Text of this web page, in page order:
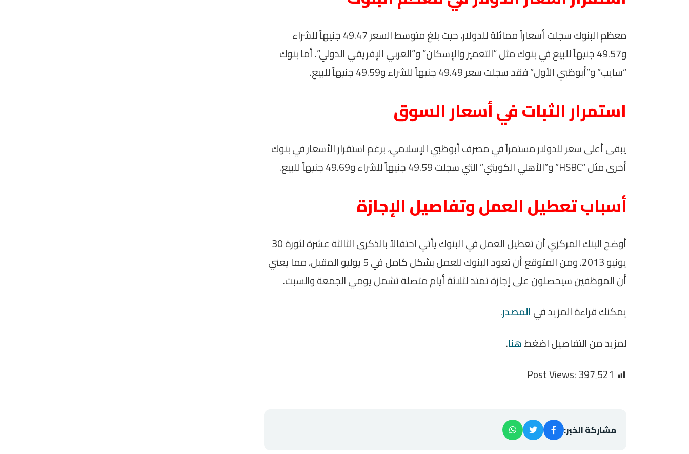
معظم البنوك سجلت أسعاراً مماثلة للدولار، حيث بلغ متوسط السعر 49.47 جنيهاً للشراء
و49.57 جنيهاً للبيع في بنوك مثل “التعمير والإسكان” و”العربي الإفريقي الدولي”. أما بنوك
“سايب” و”أبوظبي الأول” فقد سجلت سعر 49.49 جنيهاً للشراء و49.59 جنيهاً للبيع.
استمرار الثبات في أسعار السوق
يبقى أعلى سعر للدولار مستمراً في مصرف أبوظبي الإسلامي، برغم استقرار الأسعار في بنوك
أخرى مثل “HSBC” و”الأهلي الكويتي” التي سجلت 49.59 جنيهاً للشراء و49.69 جنيهاً للبيع.
أسباب تعطيل العمل وتفاصيل الإجازة
أوضح البنك المركزي أن تعطيل العمل في البنوك يأتي احتفالاً بالذكرى الثالثة عشرة لثورة 30
يونيو 2013. ومن المتوقع أن تعود البنوك للعمل بشكل كامل في 5 يوليو المقبل، مما يعني
أن الموظفين سيحصلون على إجازة تمتد لثلاثة أيام متصلة تشمل يومي الجمعة والسبت.
يمكنك قراءة المزيد فيالمصدر.
لمزيد من التفاصيل اضغطهنا.
Post Views:397٬521
مشاركة الخبر: